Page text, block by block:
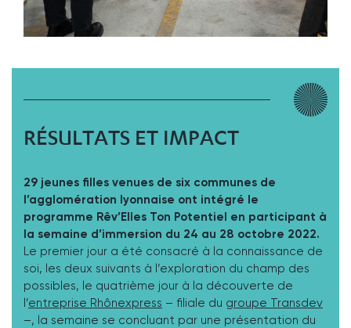
RÉSULTATS ET IMPACT
29 jeunes filles venues de six communes de
l’agglomération lyonnaise ont intégré le
programme Rêv’Elles Ton Potentiel en participant à
la semaine d’immersion du 24 au 28 octobre 2022.
Le premier jour a été consacré à la connaissance de
soi, les deux suivants à l’exploration du champ des
possibles, le quatrième jour à la découverte de
l’entreprise Rhônexpress – filiale du groupe Transdev
–, la semaine se concluant par une présentation du